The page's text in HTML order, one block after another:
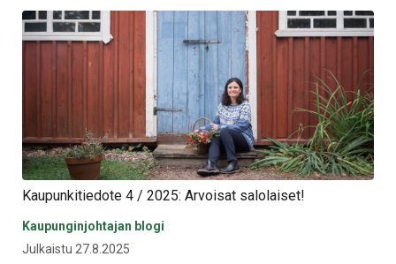
Kaupunkitiedote 4 / 2025: Arvoisat salolaiset!
Kaupunginjohtajan blogi
Julkaistu 27.8.2025